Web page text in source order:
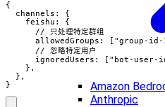
Amazon
Anthropic
{
  channels: {
    feishu: {
      // 只处理特定群组
allowedGroups: ["group-
      // 忽略特定用户
ignoredUsers: ["bot-user-
    },
  },
}